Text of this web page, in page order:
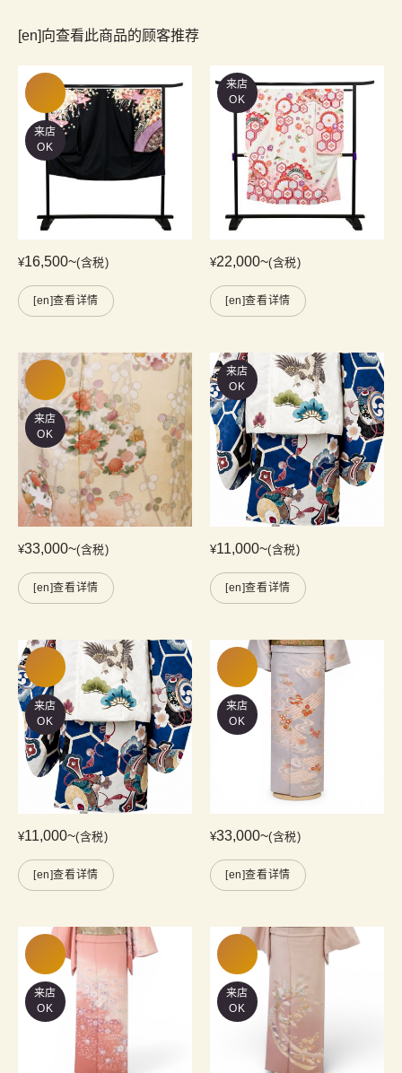
[en]向查看此商品的顾客推荐
来店
OK
¥16,500~(含税)
[en]查看详情
来店
OK
¥22,000~(含税)
[en]查看详情
来店
OK
¥33,000~(含税)
[en]查看详情
来店
OK
¥11,000~(含税)
[en]查看详情
来店
OK
¥11,000~(含税)
[en]查看详情
来店
OK
¥33,000~(含税)
[en]查看详情
来店
OK
来店
OK